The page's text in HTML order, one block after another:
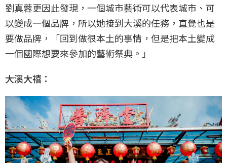
劉真蓉更因此發現，一個城市藝術可以代表城市、可
以變成一個品牌，所以她接到大溪的任務，直覺也是
要做品牌，「回到做很本土的事情，但是把本土變成
一個國際想要來參加的藝術祭典。」
大溪大禧：